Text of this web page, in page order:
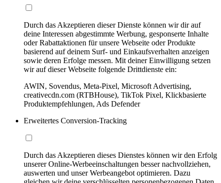
Durch das Akzeptieren dieser Dienste können wir dir auf
deine Interessen abgestimmte Werbung, gesponserte Inhalte
oder Rabattaktionen für unsere Webseite oder Produkte
basierend auf deinem Surf- und Einkaufsverhalten anzeigen
sowie deren Erfolge messen. Mit deiner Einwilligung setzen
wir auf dieser Webseite folgende Drittdienste ein:
AWIN, Sovendus, Meta-Pixel, Microsoft Advertising,
creativecdn.com (RTBHouse), TikTok Pixel, Klickbasierte
Produktempfehlungen, Ads Defender
Erweitertes Conversion-Tracking
Durch das Akzeptieren dieses Dienstes können wir den Erfolg
unserer Online-Werbeeinschaltungen besser nachvollziehen,
auswerten und unser Werbeangebot optimieren. Dazu